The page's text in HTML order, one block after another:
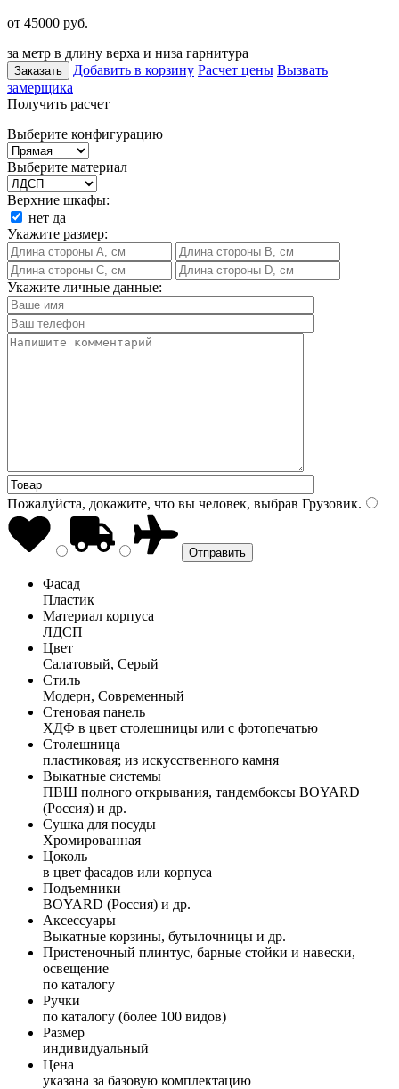
от 45000 руб.
за метр в длину верха и низа гарнитура
Заказать Добавить в корзину Расчет цены Вызвать
замерщика
Получить расчет
Выберите конфигурацию
Выберите материал
Верхние шкафы:
нет да
Укажите размер:
Укажите личные данные:
Пожалуйста, докажите, что вы человек, выбрав Грузовик.
Фасад
Пластик
Материал корпуса
ЛДСП
Цвет
Салатовый, Серый
Стиль
Модерн, Современный
Стеновая панель
ХДФ в цвет столешницы или с фотопечатью
Столешница
пластиковая; из искусственного камня
Выкатные системы
ПВШ полного открывания, тандембоксы BOYARD
(Россия) и др.
Сушка для посуды
Хромированная
Цоколь
в цвет фасадов или корпуса
Подъемники
BOYARD (Россия) и др.
Аксессуары
Выкатные корзины, бутылочницы и др.
Пристеночный плинтус, барные стойки и навески,
освещение
по каталогу
Ручки
по каталогу (более 100 видов)
Размер
индивидуальный
Цена
указана за базовую комплектацию